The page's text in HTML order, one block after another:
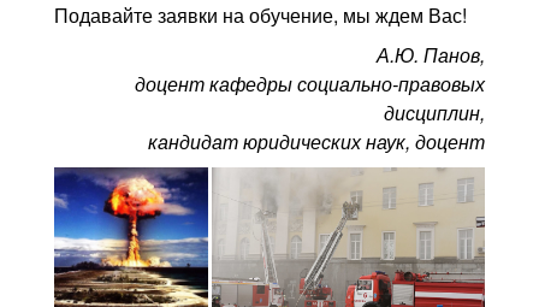
Подавайте заявки на обучение, мы ждем Вас!
А.Ю. Панов,
доцент кафедры социально-правовых
дисциплин,
кандидат юридических наук, доцент